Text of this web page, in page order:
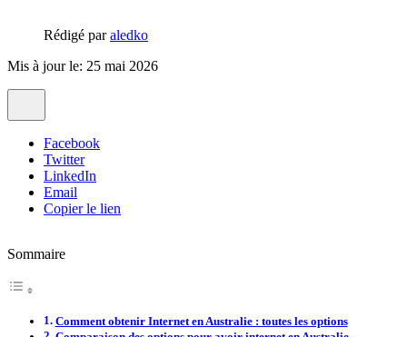
Rédigé paraledko
Mis à jour le: 25 mai 2026
Facebook
Twitter
LinkedIn
Email
Copier le lien
Sommaire
Comment obtenir Internet en Australie : toutes les options